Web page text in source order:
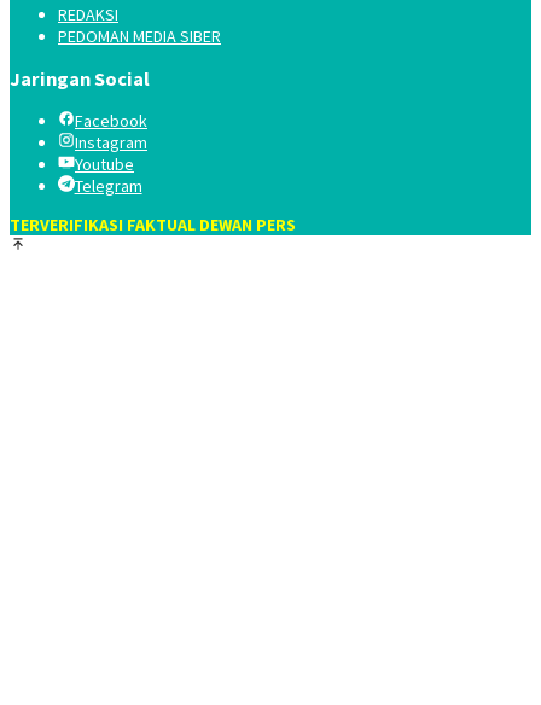
REDAKSI
PEDOMAN MEDIA SIBER
Jaringan Social
Facebook
Instagram
Youtube
Telegram
TERVERIFIKASI FAKTUAL DEWAN PERS